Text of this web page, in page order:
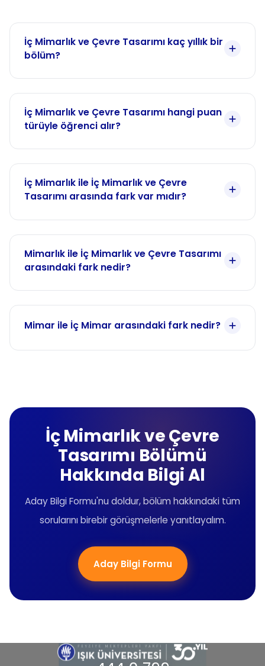
İç Mimarlık ve Çevre Tasarımı kaç yıllık bir
bölüm?
İç Mimarlık ve Çevre Tasarımı hangi puan
türüyle öğrenci alır?
İç Mimarlık ile İç Mimarlık ve Çevre
Tasarımı arasında fark var mıdır?
Mimarlık ile İç Mimarlık ve Çevre Tasarımı
arasındaki fark nedir?
Mimar ile İç Mimar arasındaki fark nedir?
İç Mimarlık ve Çevre
Tasarımı Bölümü
Hakkında Bilgi Al
Aday Bilgi Formu'nu doldur, bölüm hakkındaki tüm
sorularını birebir görüşmelerle yanıtlayalım.
Aday Bilgi Formu